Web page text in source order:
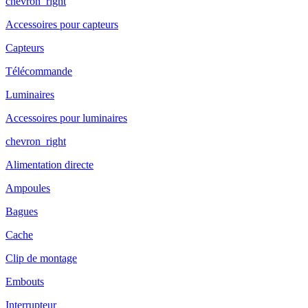
Accessoires pour capteurs
Capteurs
Télécommande
Luminaires
Accessoires pour luminaires
chevron_right
Alimentation directe
Ampoules
Bagues
Cache
Clip de montage
Embouts
Interrupteur